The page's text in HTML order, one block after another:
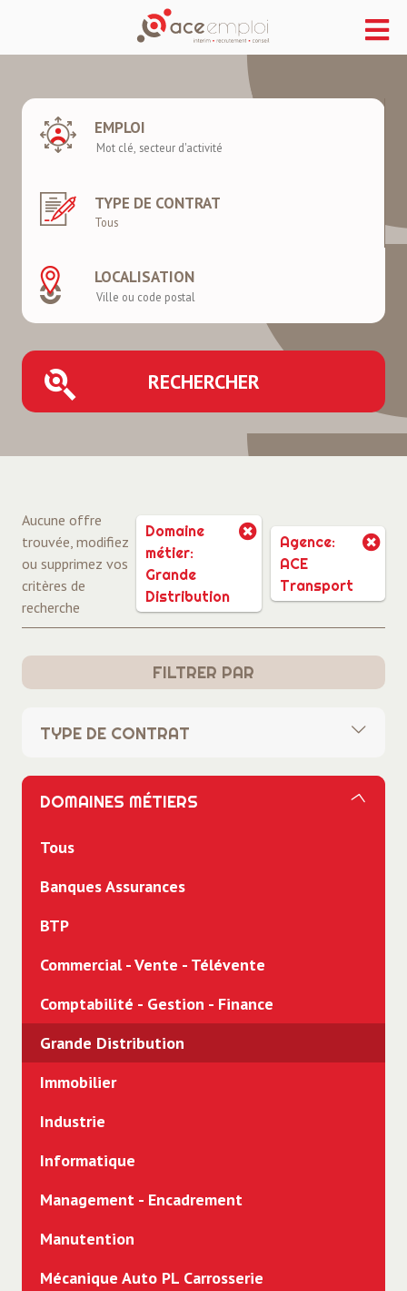
EMPLOI
TYPE DE CONTRAT
LOCALISATION
RECHERCHER
Aucune offre
trouvée, modifiez
ou supprimez vos
critères de
recherche
Domaine
métier:
Grande
Distribution
Agence:
ACE
Transport
FILTRER PAR
TYPE DE CONTRAT
Tous
CDD
Intérim
Freelance
Alternance
Stage
DOMAINES MÉTIERS
Tous
Banques Assurances
BTP
Commercial - Vente - Télévente
Comptabilité - Gestion - Finance
Grande Distribution
Immobilier
Industrie
Informatique
Management - Encadrement
Manutention
Mécanique Auto PL Carrosserie